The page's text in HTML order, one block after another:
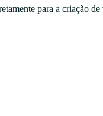
para a criação